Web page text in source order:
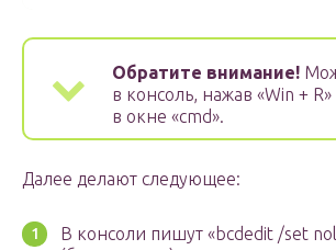
Обратите внимание!
в консоль, нажав «Win +
в окне «cmd».
Далее делают следующее:
В консоли пишут «bcdedit /set